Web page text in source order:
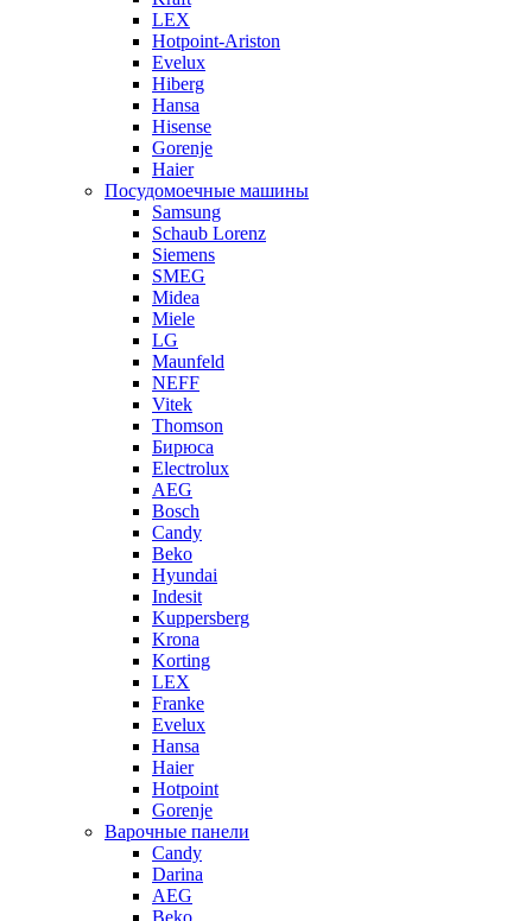
LEX
Hotpoint-Ariston
Evelux
Hiberg
Hansa
Hisense
Gorenje
Haier
Посудомоечные машины
Samsung
Schaub Lorenz
Siemens
SMEG
Midea
Miele
LG
Maunfeld
NEFF
Vitek
Thomson
Бирюса
Electrolux
AEG
Bosch
Candy
Beko
Hyundai
Indesit
Kuppersberg
Krona
Korting
LEX
Franke
Evelux
Hansa
Haier
Hotpoint
Gorenje
Варочные панели
Candy
Darina
AEG